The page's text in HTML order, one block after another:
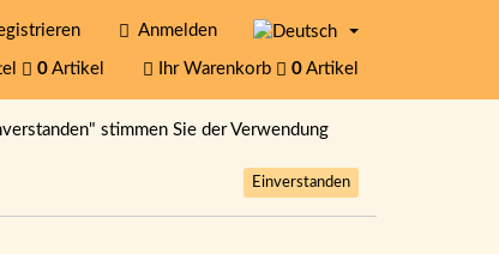
Anmelden
0 Artikel Ihr Warenkorb 0 Artikel
stimmen Sie der Verwendung
Einverstanden